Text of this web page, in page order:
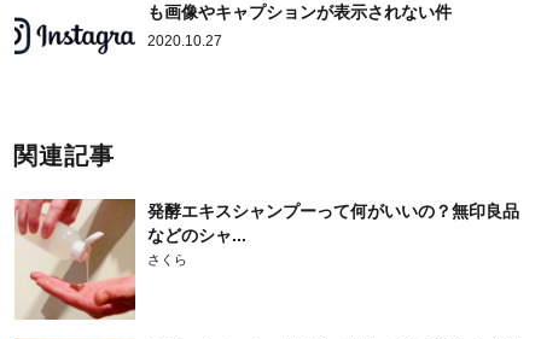
も画像やキャプションが表示されない件
2020.10.27
関連記事
発酵エキスシャンプーって何がいいの？無印良品
などのシャ...
さくら